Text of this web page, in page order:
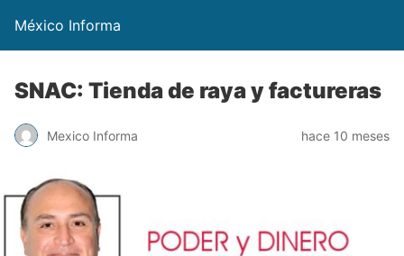
México Informa
SNAC: Tienda de raya y factureras
Mexico Informa hace 10 meses